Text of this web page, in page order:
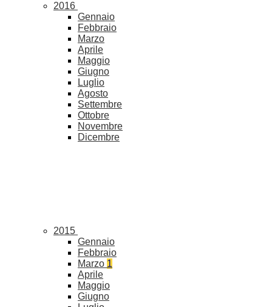
2016
Gennaio
Febbraio
Marzo
Aprile
Maggio
Giugno
Luglio
Agosto
Settembre
Ottobre
Novembre
Dicembre
2015
Gennaio
Febbraio
Marzo 1
Aprile
Maggio
Giugno